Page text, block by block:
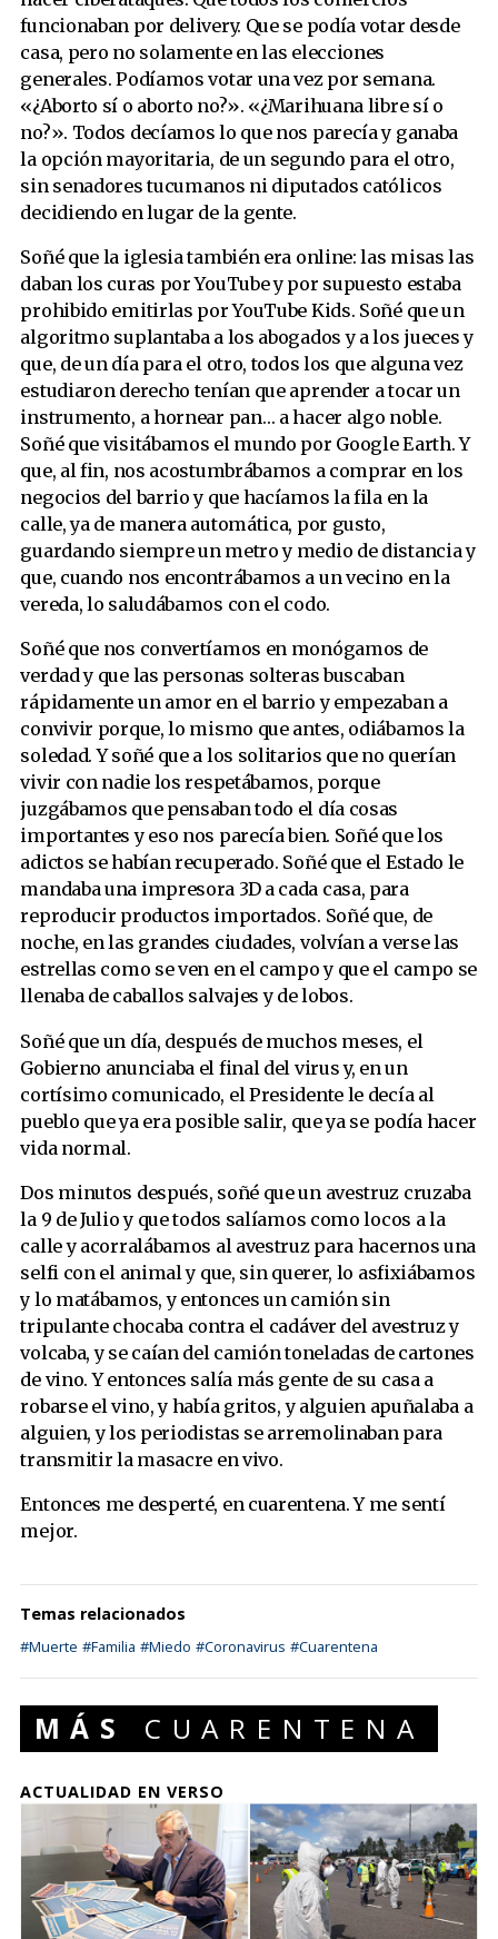
funcionaban por delivery. Que se podía votar desde
casa, pero no solamente en las elecciones
generales. Podíamos votar una vez por semana.
«¿Aborto sí o aborto no?». «¿Marihuana libre sí o
no?». Todos decíamos lo que nos parecía y ganaba
la opción mayoritaria, de un segundo para el otro,
sin senadores tucumanos ni diputados católicos
decidiendo en lugar de la gente.
Soñé que la iglesia también era online: las misas las
daban los curas por YouTube y por supuesto estaba
prohibido emitirlas por YouTube Kids. Soñé que un
algoritmo suplantaba a los abogados y a los jueces y
que, de un día para el otro, todos los que alguna vez
estudiaron derecho tenían que aprender a tocar un
instrumento, a hornear pan… a hacer algo noble.
Soñé que visitábamos el mundo por Google Earth. Y
que, al fin, nos acostumbrábamos a comprar en los
negocios del barrio y que hacíamos la fila en la
calle, ya de manera automática, por gusto,
guardando siempre un metro y medio de distancia y
que, cuando nos encontrábamos a un vecino en la
vereda, lo saludábamos con el codo.
Soñé que nos convertíamos en monógamos de
verdad y que las personas solteras buscaban
rápidamente un amor en el barrio y empezaban a
convivir porque, lo mismo que antes, odiábamos la
soledad. Y soñé que a los solitarios que no querían
vivir con nadie los respetábamos, porque
juzgábamos que pensaban todo el día cosas
importantes y eso nos parecía bien. Soñé que los
adictos se habían recuperado. Soñé que el Estado le
mandaba una impresora 3D a cada casa, para
reproducir productos importados. Soñé que, de
noche, en las grandes ciudades, volvían a verse las
estrellas como se ven en el campo y que el campo se
llenaba de caballos salvajes y de lobos.
Soñé que un día, después de muchos meses, el
Gobierno anunciaba el final del virus y, en un
cortísimo comunicado, el Presidente le decía al
pueblo que ya era posible salir, que ya se podía hacer
vida normal.
Dos minutos después, soñé que un avestruz cruzaba
la 9 de Julio y que todos salíamos como locos a la
calle y acorralábamos al avestruz para hacernos una
selfi con el animal y que, sin querer, lo asfixiábamos
y lo matábamos, y entonces un camión sin
tripulante chocaba contra el cadáver del avestruz y
volcaba, y se caían del camión toneladas de cartones
de vino. Y entonces salía más gente de su casa a
robarse el vino, y había gritos, y alguien apuñalaba a
alguien, y los periodistas se arremolinaban para
transmitir la masacre en vivo.
Entonces me desperté, en cuarentena. Y me sentí
mejor.
Temas relacionados
#Muerte #Familia #Miedo #Coronavirus #Cuarentena
MÁS CUARENTENA
ACTUALIDAD EN VERSO